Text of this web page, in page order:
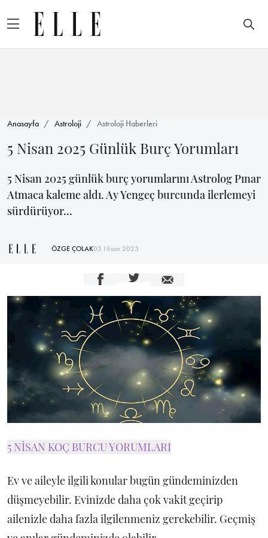
Anasayfa Astroloji Astroloji Haberleri
5 Nisan 2025 Günlük Burç Yorumları
5 Nisan 2025 günlük burç yorumlarını Astrolog Pınar
Atmaca kaleme aldı. Ay Yengeç burcunda ilerlemeyi
sürdürüyor...
ÖZGE ÇOLAK05 Nisan 2025
5 NİSAN KOÇ BURCU YORUMLARI
Ev ve aileyle ilgili konular bugün gündeminizden
düşmeyebilir. Evinizde daha çok vakit geçirip
ailenizle daha fazla ilgilenmeniz gerekebilir. Geçmiş